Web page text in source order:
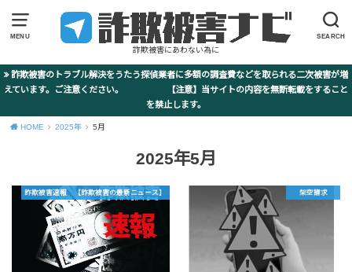
MENU SEARCH
詐欺被害にあわない為に
詐欺被害のトラブル解決をうたう探偵業者に多額の調査費などを取られる二次被害が増
えています。ご注意ください。 【注意】当サイトの内容を無断転載をすること
を禁止します。
HOME 2025年 5月
2025年5月
詐欺被害速報 【詐欺被害の最新ニュース】 架空請求